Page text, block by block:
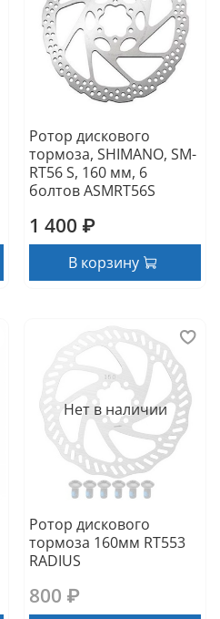
Ротор дискового
тормоза, SHIMANO, SM-
RT56 S, 160 мм, 6
болтов ASMRT56S
1 400 ₽
В корзину
Нет в наличии
Ротор дискового
тормоза 160мм RT553
RADIUS
800 ₽